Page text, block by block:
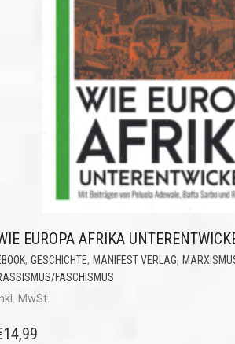
EUROPA AFRIKA
, GESCHICHTE, MANIFEST VERLAG,
FASCHISMUS
MwSt.
14,99